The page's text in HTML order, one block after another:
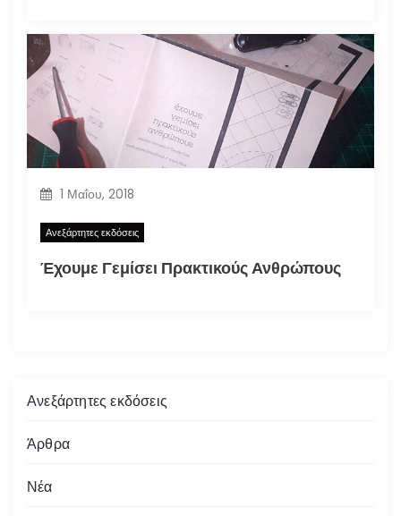
1 Μαΐου, 2018
Ανεξάρτητες εκδόσεις
Έχουμε Γεμίσει Πρακτικούς Ανθρώπους
Ανεξάρτητες εκδόσεις
Άρθρα
Νέα